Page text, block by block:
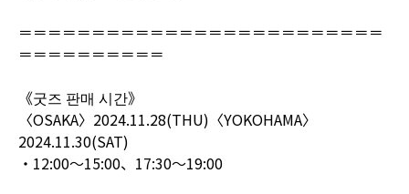
＝＝＝＝＝＝＝＝＝＝＝＝＝＝＝＝＝＝＝＝＝＝＝＝＝
＝＝＝＝＝＝＝＝＝＝
《굿즈 판매 시간》
〈OSAKA〉2024.11.28(THU)〈YOKOHAMA〉
2024.11.30(SAT)
・12:00〜15:00、17:30～19:00